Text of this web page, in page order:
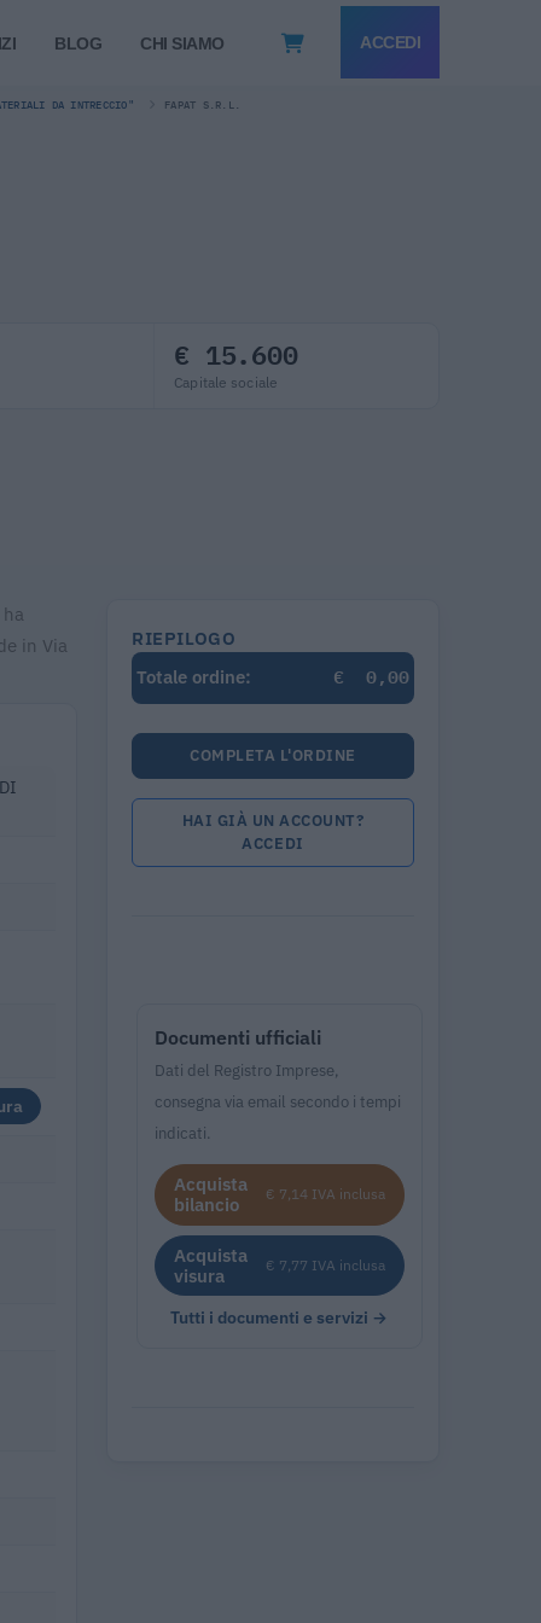
BLOG CHI SIAMO ACCEDI
DA INTRECCIO" FAPAT S.R.L.
€ 15.600
Capitale sociale
in Via
RIEPILOGO
Totale ordine:
€ 0,00
COMPLETA L'ORDINE
HAI GIÀ UN ACCOUNT?
ACCEDI
Documenti ufficiali
Dati del Registro Imprese,
consegna via email secondo i tempi
indicati.
Acquista
bilancio
€ 7,14 IVA inclusa
Acquista
visura
€ 7,77 IVA inclusa
Tutti i documenti e servizi →